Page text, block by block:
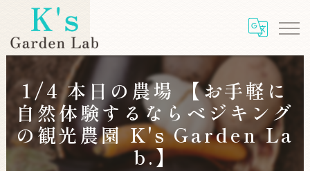
1/4 本日の農場 【お手軽に
自然体験するならベジキング
の観光農園 K's Garden La
b.】